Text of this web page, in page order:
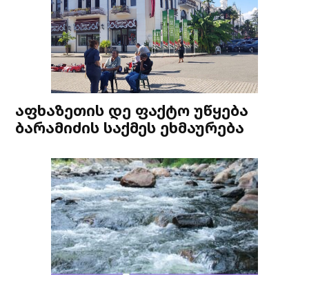
აფხაზეთის დე ფაქტო უწყება
ბარამიძის საქმეს ეხმაურება